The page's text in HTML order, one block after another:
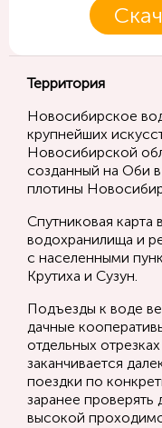
Территория
Новосибирское
крупнейших
Новосибирской
созданный на Оби в
плотины
Спутниковая
водохранилища и
с населенными
Крутиха и Сузун.
Подъезды к воде
дачные
отдельных
заканчивается
поездки по
заранее проверять
высокой